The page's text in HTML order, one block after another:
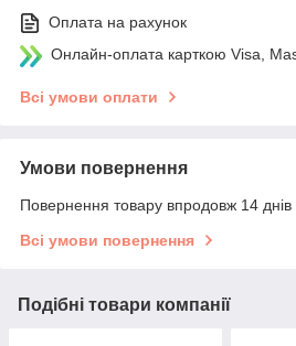
Оплата на рахунок
Онлайн-оплата карткою Visa,
Всі умови оплати
Умови повернення
Повернення товару впродовж 14 днів
Всі умови повернення
Подібні товари компанії